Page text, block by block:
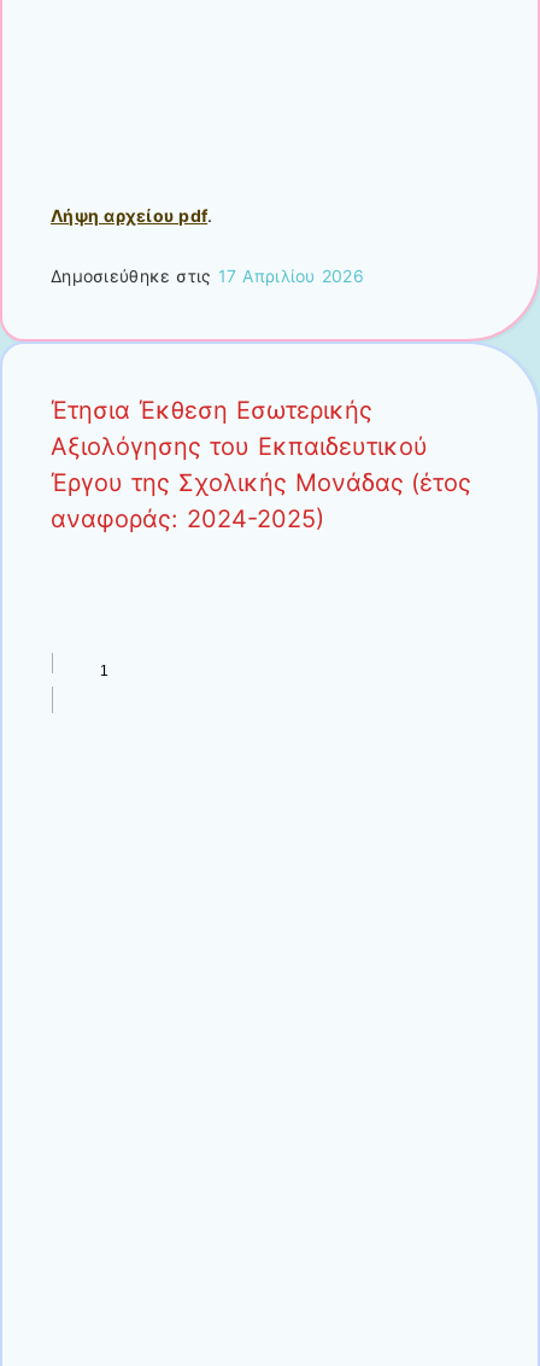
Λήψη αρχείου pdf.
Δημοσιεύθηκε στις 17 Απριλίου 2026
Έτησια Έκθεση Εσωτερικής
Αξιολόγησης του Εκπαιδευτικού
Έργου της Σχολικής Μονάδας (έτος
αναφοράς: 2024-2025)